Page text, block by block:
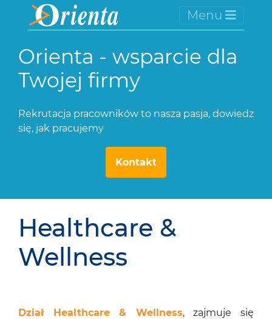
Menu
Orienta - wsparcie dla
Twojej firmy
Rekrutacja pracowników to nasza pasja, dowiedz
się, jak pracujemy
Kontakt
Healthcare &
Wellness
Dział Healthcare & Wellness, zajmuje się